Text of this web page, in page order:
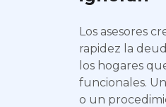
Los asesores
rapidez la
los hogares
funcionales.
o un